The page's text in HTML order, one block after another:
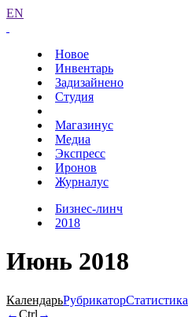
EN
Новое
Инвентарь
Задизайнено
Студия
Магазинус
Медиа
Экспресс
Иронов
Журналус
Бизнес-линч
2018
Июнь 2018
КалендарьРубрикаторСтатистика
←Ctrl →